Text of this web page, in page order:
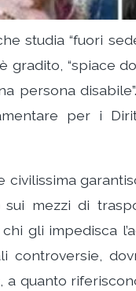
studia “fuori
“spiace
per i
civilissima
mezzi di
gli impedisca
controversie,
quanto